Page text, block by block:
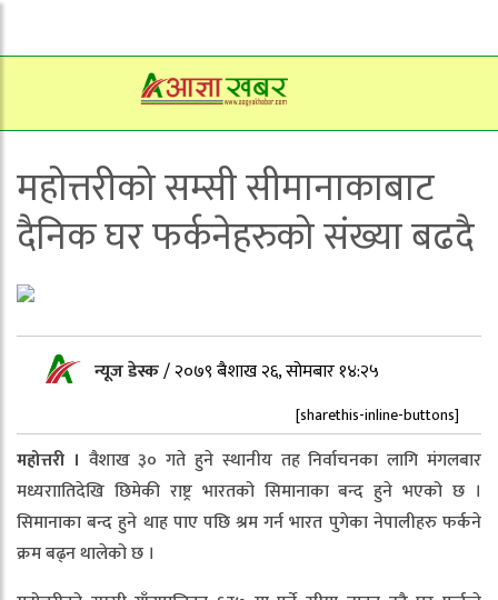
महोत्तरीको सम्सी सीमानाकाबाट
दैनिक घर फर्कनेहरुको संख्या बढदै
न्यूज डेस्क/२०७९ बैशाख २६, सोमबार १४:२५
[sharethis-inline-buttons]
महोत्तरी । वैशाख ३० गते हुने स्थानीय तह निर्वाचनका लागि मंगलबार
मध्यराातिदेखि छिमेकी राष्ट्र भारतको सिमानाका बन्द हुने भएको छ ।
सिमानाका बन्द हुने थाह पाए पछि श्रम गर्न भारत पुगेका नेपालीहरु फर्कने
क्रम बढ्न थालेको छ ।